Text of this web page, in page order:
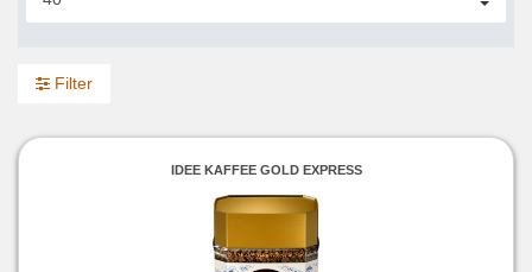
Filter
IDEE KAFFEE GOLD EXPRESS